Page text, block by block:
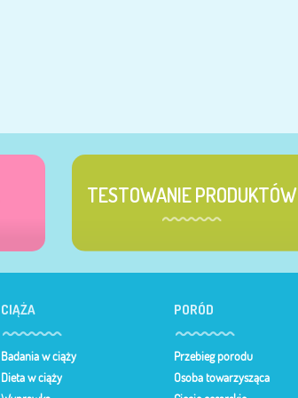
TESTOWANIE PRODUKTÓW
CIĄŻA
Badania w ciąży
Dieta w ciąży
PORÓD
Przebieg porodu
Osoba towarzysząca